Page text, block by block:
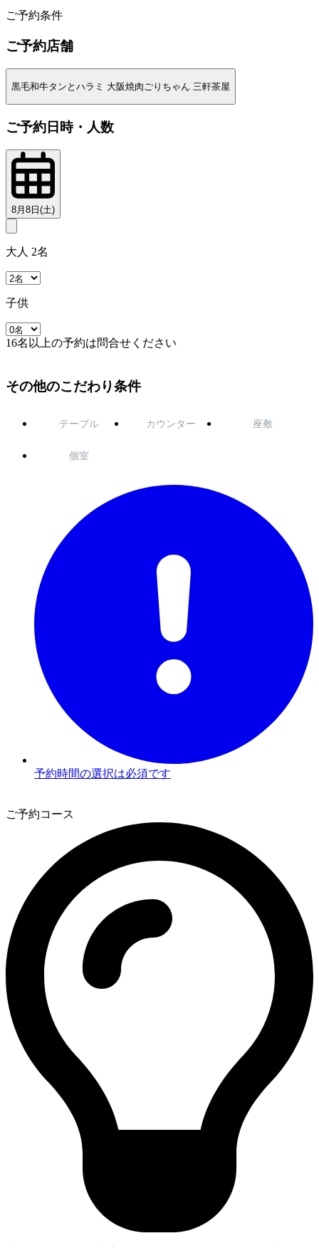
ご予約条件
ご予約店舗
黒毛和牛タンとハラミ 大阪焼肉ごりちゃん 三軒茶屋
ご予約日時・人数
8月8日(土)
大人 2名
子供
16名以上の予約は問合せください
その他のこだわり条件
テーブル カウンター 座敷
個室
予約時間の選択は必須です
ご予約コース